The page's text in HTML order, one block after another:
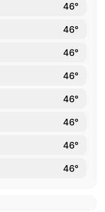
46°
46°
46°
46°
46°
46°
46°
46°